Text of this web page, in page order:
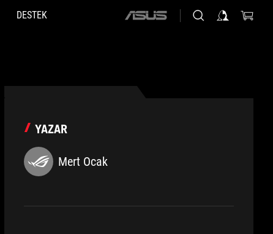
DESTEK
ASUS
YAZAR
Mert Ocak